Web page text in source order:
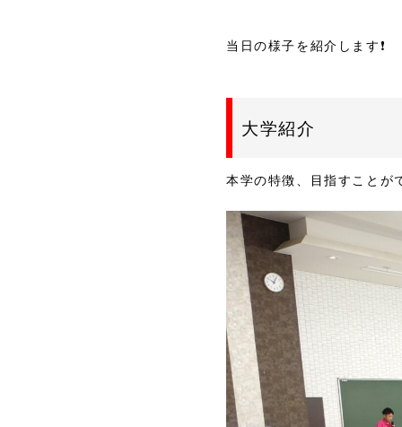
当日の様子を紹介します❗
大学紹介
本学の特徴、目指すことが